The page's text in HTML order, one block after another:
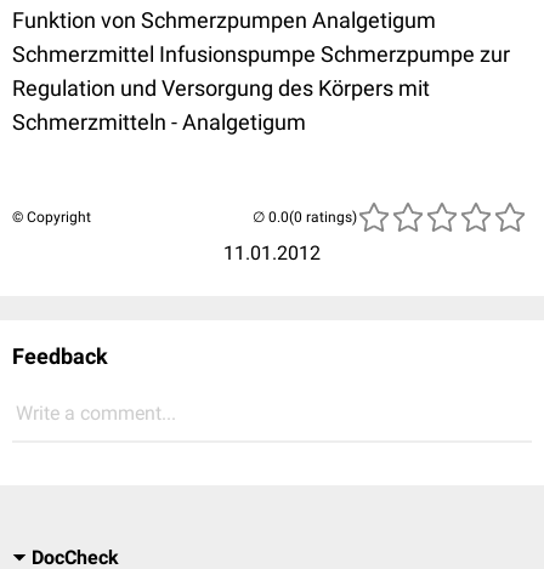
Funktion von Schmerzpumpen Analgetigum
Schmerzmittel Infusionspumpe Schmerzpumpe zur
Regulation und Versorgung des Körpers mit
Schmerzmitteln - Analgetigum
© Copyright
11.01.2012
(0 ratings)
Feedback
Write a comment...
DocCheck